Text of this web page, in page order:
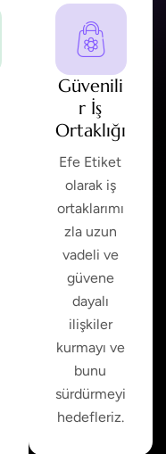
Güvenili
r İş
Ortaklığı
Efe Etiket
olarak iş
ortaklarımı
zla uzun
vadeli ve
güvene
dayalı
ilişkiler
kurmayı ve
bunu
sürdürmeyi
hedefleriz.